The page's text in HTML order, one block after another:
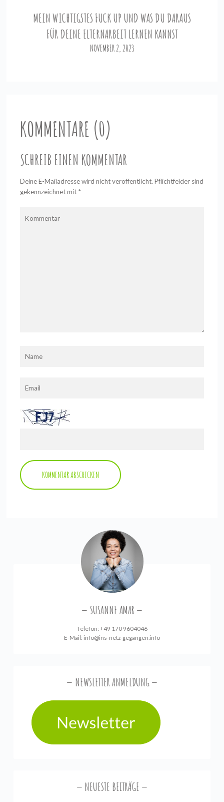
MEIN WICHTIGSTES FUCK UP UND WAS DU DARAUS
FÜR DEINE ELTERNARBEIT LERNEN KANNST
NOVEMBER 2, 2023
KOMMENTARE (0)
SCHREIB EINEN KOMMENTAR
Deine E-Mailadresse wird nicht veröffentlicht. Pflichtfelder sind
gekennzeichnet mit *
SUSANNE AMAR
Telefon: +49 170 9604046
E-Mail: info@ins-netz-gegangen.info
NEWSLETTER ANMELDUNG
NEUESTE BEITRÄGE